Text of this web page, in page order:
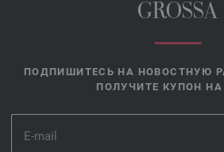
GROSSA
ПОДПИШИТЕСЬ НА НОВОСТНУЮ
ПОЛУЧИТЕ КУПОН НА